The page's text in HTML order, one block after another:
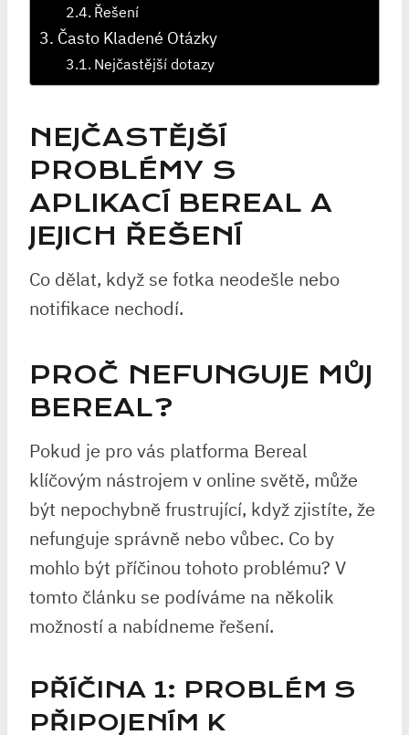
Řešení
Často Kladené Otázky
Nejčastější dotazy
NEJČASTĚJŠÍ
PROBLÉMY S
APLIKACÍ BEREAL A
JEJICH ŘEŠENÍ
Co dělat, když se fotka neodešle nebo
notifikace nechodí.
PROČ NEFUNGUJE MŮJ
BEREAL?
Pokud je pro vás platforma Bereal
klíčovým nástrojem v online světě, může
být nepochybně frustrující, když zjistíte, že
nefunguje správně nebo vůbec. Co by
mohlo být příčinou tohoto problému? V
tomto článku se podíváme na několik
možností a nabídneme řešení.
PŘÍČINA 1: PROBLÉM S
PŘIPOJENÍM K